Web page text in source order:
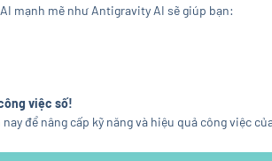
mạnh mẽ như Antigravity AI sẽ giúp bạn:
việc số!
để nâng cấp kỹ năng và hiệu quả công việc